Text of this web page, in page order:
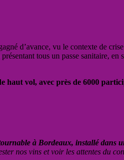
d’avance, vu le contexte de
tous un passe sanitaire, en
haut vol, avec près de 6000
à Bordeaux, installé dans
nos vins et voir les attentes du